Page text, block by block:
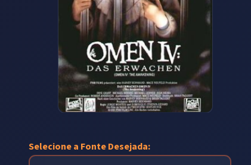
Selecione a Fonte Desejada: